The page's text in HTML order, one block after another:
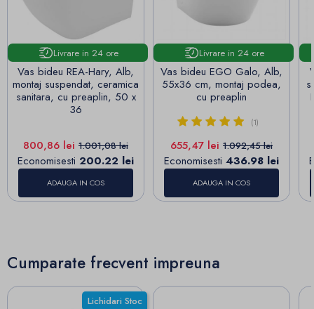
Livrare in 24 ore
Vas bideu REA-Hary, Alb,
montaj suspendat, ceramica
sanitara, cu preaplin, 50 x
36
Pret
800,86 lei Pret de baza
1.001,08 lei
Economisesti 200.22 lei
ADAUGA IN COS
Livrare in 24 ore
Vas bideu EGO Galo, Alb,
55x36 cm, montaj podea,
cu preaplin
(1)
Pret
655,47 lei Pret de baza
1.092,45 lei
Economisesti 436.98 lei
ADAUGA IN COS
Cumparate frecvent impreuna
Lichidari Stoc